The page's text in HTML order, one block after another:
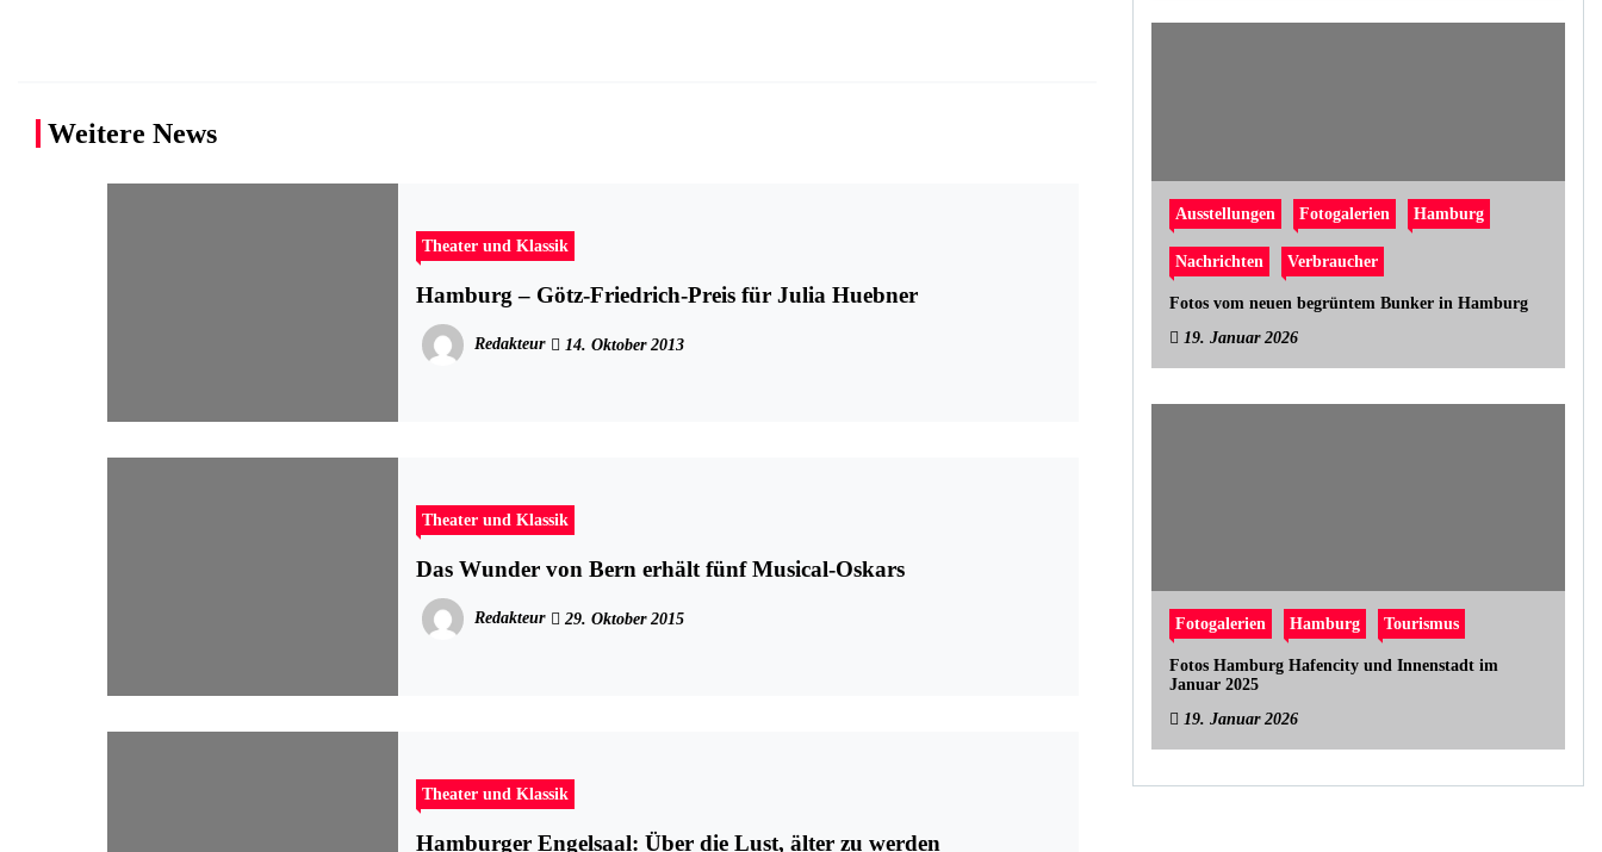
Weitere News
Theater und Klassik
Hamburg – Götz-Friedrich-Preis für Julia Huebner
Redakteur 14. Oktober 2013
Theater und Klassik
Das Wunder von Bern erhält fünf Musical-Oskars
Redakteur 29. Oktober 2015
Theater und Klassik
Hamburger Engelsaal: Über die Lust, älter zu werden
Ausstellungen Fotogalerien Hamburg
Nachrichten Verbraucher
Fotos vom neuen begrüntem Bunker in Hamburg
19. Januar 2026
Fotogalerien Hamburg Tourismus
Fotos Hamburg Hafencity und Innenstadt im
Januar 2025
19. Januar 2026